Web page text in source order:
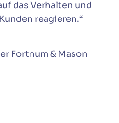
das Verhalten und
reagieren.“
Fortnum & Mason